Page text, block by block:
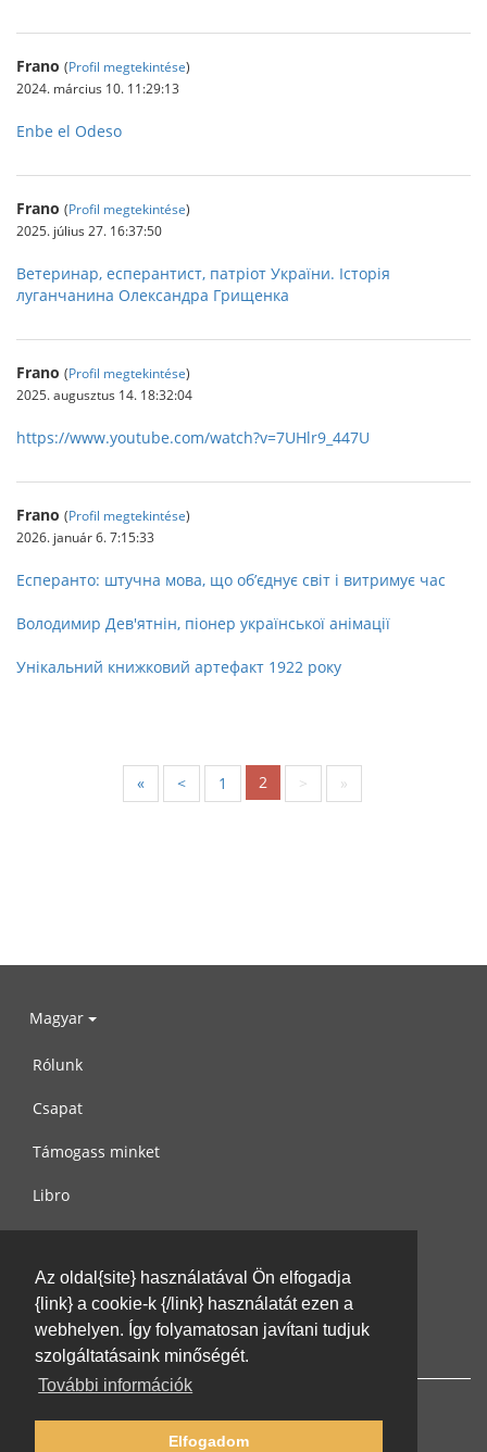
Az oldal{site} használatával Ön elfogadja
{link} a cookie-k {/link} használatát ezen a
webhelyen. Így folyamatosan javítani tudjuk
szolgáltatásaink minőségét.
További információk
Elfogadom
Frano (Profil megtekintése)
2024. március 10. 11:29:13
Enbe el Odeso
Frano (Profil megtekintése)
2025. július 27. 16:37:50
Ветеринар, есперантист, патріот України. Історія
луганчанина Олександра Грищенка
Frano (Profil megtekintése)
2025. augusztus 14. 18:32:04
https://www.youtube.com/watch?v=7UHlr9_447U
Frano (Profil megtekintése)
2026. január 6. 7:15:33
Есперанто: штучна мова, що об’єднує світ і витримує час
Володимир Дев'ятнін, піонер української анімації
Унікальний книжковий артефакт 1922 року
« < 1 2 > »
Magyar
Rólunk
Csapat
Támogass minket
Libro
Használati feltételek
Írj nekünk